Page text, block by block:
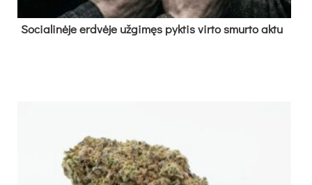
So­cia­li­nė­je erd­vė­je už­gi­męs pyk­tis vir­to smur­to ak­tu